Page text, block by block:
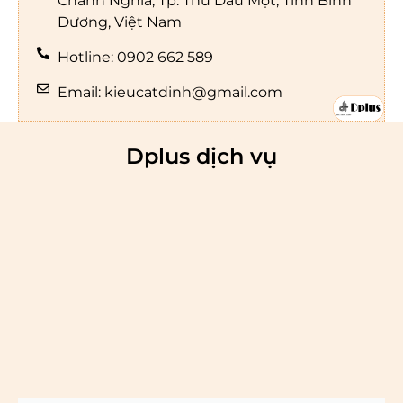
Dương, Việt Nam
Hotline: 0902 662 589
Email: kieucatdinh@gmail.com
Dplus dịch vụ